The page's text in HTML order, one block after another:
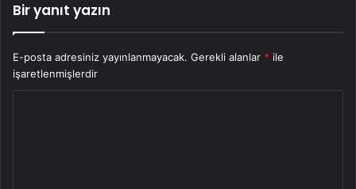
Bir yanıt yazın
E-posta adresiniz yayınlanmayacak. Gerekli alanlar * ile
işaretlenmişlerdir